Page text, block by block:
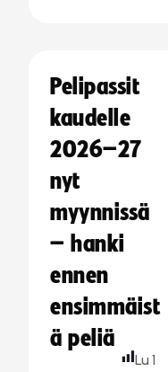
Pelipassit
kaudelle
2026–27
nyt
myynnissä
– hanki
ennen
ensimmäist
ä peliä
Lu 1